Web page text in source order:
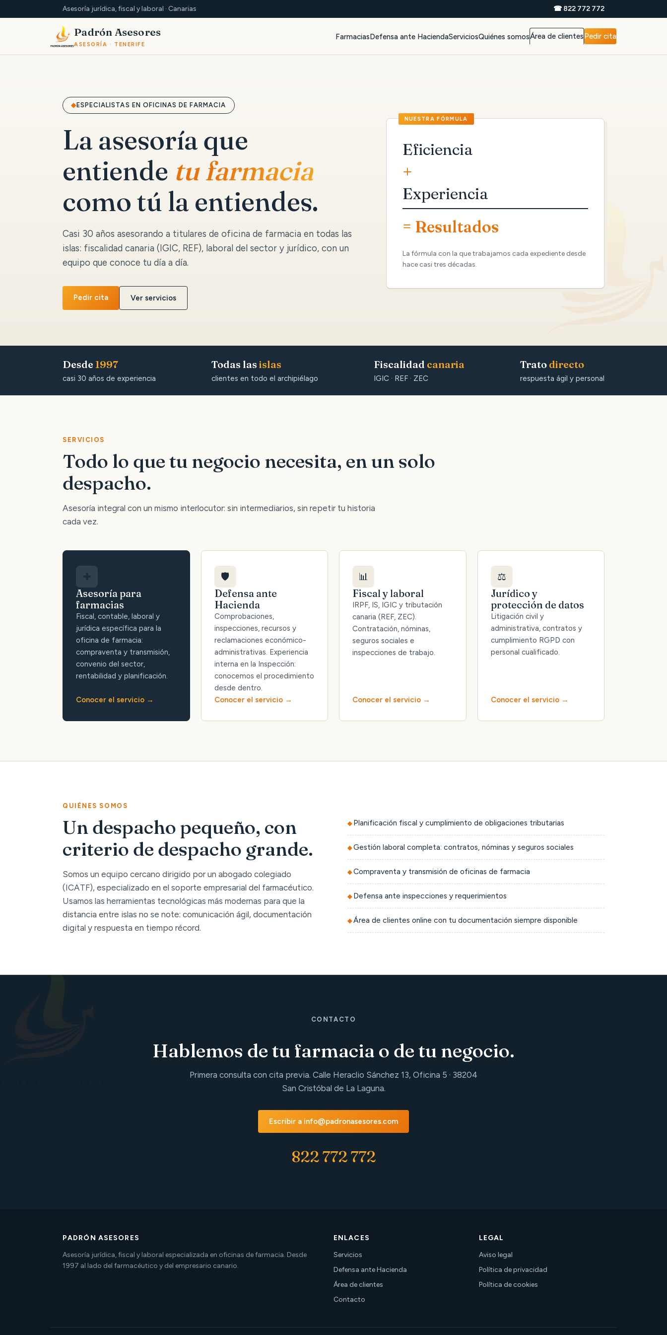
Asesoría jurídica, fiscal y laboral · Canarias ☎ 822 772 772
Padrón Asesores
ASESORÍA · TENERIFE
FarmaciasDefensa ante HaciendaServiciosQuiénes somosÁrea de clientesPedir cita
ESPECIALISTAS EN OFICINAS DE FARMACIA
La asesoría que
entiende tu farmacia
como tú la entiendes.
Casi 30 años asesorando a titulares de oficina de farmacia en todas las
islas: fiscalidad canaria (IGIC, REF), laboral del sector y jurídico, con un
equipo que conoce tu día a día.
Pedir cita Ver servicios
Eficiencia
+
Experiencia
= Resultados
La fórmula con la que trabajamos cada expediente desde
hace casi tres décadas.
Desde 1997
casi 30 años de experiencia
Todas las islas
clientes en todo el archipiélago
Fiscalidad canaria
IGIC · REF · ZEC
Trato directo
respuesta ágil y personal
SERVICIOS
Todo lo que tu negocio necesita, en un solo
despacho.
Asesoría integral con un mismo interlocutor: sin intermediarios, sin repetir tu historia
cada vez.
Asesoría para
farmacias
Fiscal, contable, laboral y
jurídica específica para la
oficina de farmacia:
compraventa y transmisión,
convenio del sector,
rentabilidad y planificación.
Conocer el servicio
🛡️
Defensa ante
Hacienda
Comprobaciones,
inspecciones, recursos y
reclamaciones económico-
administrativas. Experiencia
interna en la Inspección:
conocemos el procedimiento
desde dentro.
Conocer el servicio
📊
Fiscal y laboral
IRPF, IS, IGIC y tributación
canaria (REF, ZEC).
Contratación, nóminas,
seguros sociales e
inspecciones de trabajo.
Conocer el servicio
⚖️
Jurídico y
protección de datos
Litigación civil y
administrativa, contratos y
cumplimiento RGPD con
personal cualificado.
Conocer el servicio
QUIÉNES SOMOS
Un despacho pequeño, con
criterio de despacho grande.
Somos un equipo cercano dirigido por un abogado colegiado
(ICATF), especializado en el soporte empresarial del farmacéutico.
Usamos las herramientas tecnológicas más modernas para que la
distancia entre islas no se note: comunicación ágil, documentación
digital y respuesta en tiempo récord.
Planificación fiscal y cumplimiento de obligaciones tributarias
Gestión laboral completa: contratos, nóminas y seguros sociales
Compraventa y transmisión de oficinas de farmacia
Defensa ante inspecciones y requerimientos
Área de clientes online con tu documentación siempre disponible
CONTACTO
Hablemos de tu farmacia o de tu negocio.
Primera consulta con cita previa. Calle Heraclio Sánchez 13, Oficina 5 · 38204
San Cristóbal de La Laguna.
Escribir a info@padronasesores.com
822 772 772
PADRÓN ASESORES
Asesoría jurídica, fiscal y laboral especializada en oficinas de farmacia. Desde
1997 al lado del farmacéutico y del empresario canario.
ENLACES
Servicios
Defensa ante Hacienda
Área de clientes
Contacto
LEGAL
Aviso legal
Política de privacidad
Política de cookies